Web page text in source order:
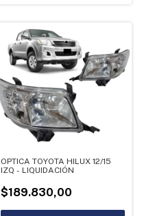
OPTICA TOYOTA HILUX 12/15
IZQ - LIQUIDACIÓN
$189.830,00